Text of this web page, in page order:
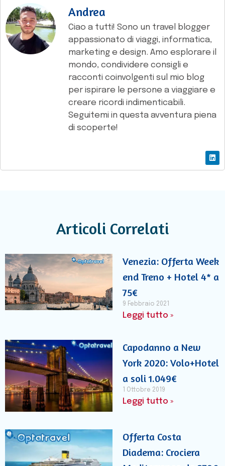
Andrea
Ciao a tutti! Sono un travel blogger
appassionato di viaggi, informatica,
marketing e design. Amo esplorare il
mondo, condividere consigli e
racconti coinvolgenti sul mio blog
per ispirare le persone a viaggiare e
creare ricordi indimenticabili.
Seguitemi in questa avventura piena
di scoperte!
Articoli Correlati
Venezia: Offerta Week
end Treno + Hotel 4* a
75€
9 Febbraio 2021
Leggi tutto »
Capodanno a New
York 2020: Volo+Hotel
a soli 1.049€
1 Ottobre 2019
Leggi tutto »
Offerta Costa
Diadema: Crociera